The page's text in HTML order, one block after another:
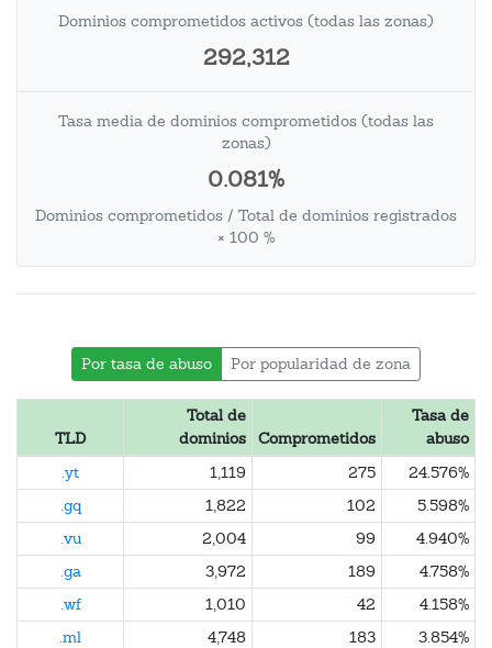
Dominios comprometidos activos (todas las zonas)
292,312
Tasa media de dominios comprometidos (todas las
zonas)
0.081%
Dominios comprometidos / Total de dominios registrados
× 100 %
Por tasa de abuso Por popularidad de zona
TLD
Total de
dominios
Comprometidos
Tasa de
abuso
.yt
1,119 275
24.576%
.gq
1,822 102
5.598%
.vu
2,004 99
4.940%
.ga
3,972 189
4.758%
.wf
1,010 42
4.158%
.ml
4,748 183
3.854%